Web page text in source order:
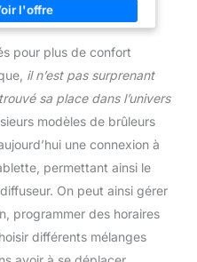
l'ASIN : B0CJTKFCVH.
】Brûleur Fonte de Cire il
de diffuseur d'arôme et de
flamme crée un effet vivant de
tout comme une vraie
pour s'adapter à toutes vos
la cire qui créent la lueur et
et sont une le meilleur cadeau
et les petites amies.
ABS.L'apparence simple et
d'atomisation de la flamme
et lumière LED réglable,
chambre, bureau, studio de
D'arôme solide et robuste, sa
pour chaque maison, c'est un
【Design Distinctif】
pour plus de confort
il n’est pas surprenant
sa place dans l’univers
modèles de brûleurs
une connexion à
permettant ainsi le
On peut ainsi gérer
programmer des horaires
différents mélanges